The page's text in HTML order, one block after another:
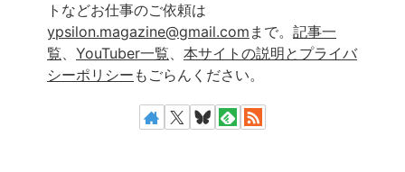
トなどお仕事のご依頼は
ypsilon.magazine@gmail.com まで。 記事一
覧、 YouTuber一覧、 本サイトの説明とプライバ
シーポリシー もごらんください。